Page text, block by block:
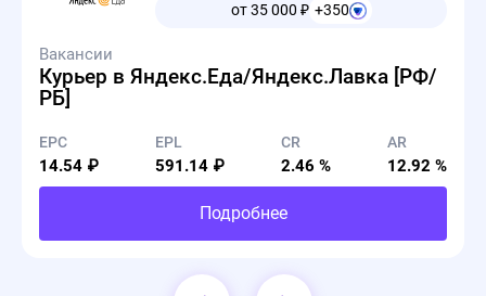
от 35 000 ₽ +350
Вакансии
Курьер в Яндекс.Еда/Яндекс.Лавка [РФ/
РБ]
EPC
14.54 ₽
EPL
591.14 ₽
CR
2.46 %
AR
12.92 %
Подробнее